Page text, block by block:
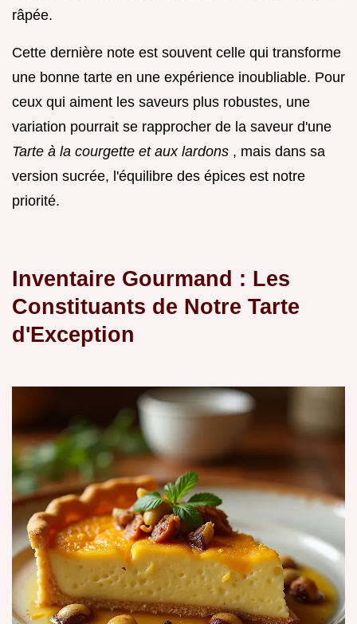
râpée.
Cette dernière note est souvent celle qui transforme
une bonne tarte en une expérience inoubliable. Pour
ceux qui aiment les saveurs plus robustes, une
variation pourrait se rapprocher de la saveur d'une
Tarte à la courgette et aux lardons , mais dans sa
version sucrée, l'équilibre des épices est notre
priorité.
Inventaire Gourmand : Les
Constituants de Notre Tarte
d'Exception